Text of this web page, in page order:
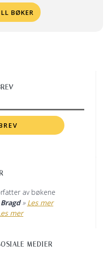
BØKER
av bøkene
» Les mer
mer
MEDIER